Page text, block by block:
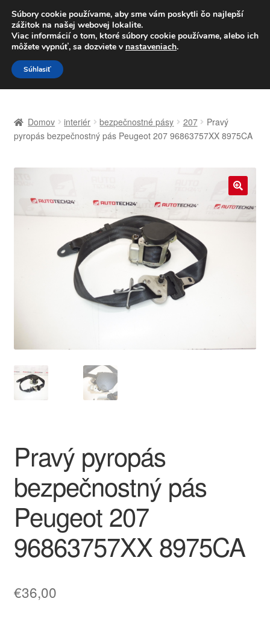
DOPRAVA od 6 EUR
Po–Pi 09:00–16:00 233 221 276
Preskočiť
na
navigáciu
Preskočiť
na
obsah
Celosvetová preprava
Kontakt
Platby
Reklamace
Reklamačný poriadok
Domov interiér bezpečnostné pásy 207
Pravý
pyropás bezpečnostný pás Peugeot 207 96863757XX 8975CA
🔍
Pravý pyropás
bezpečnostný pás
Peugeot 207
96863757XX 8975CA
€36,00
Súbory cookie používame, aby sme vám poskytli čo najlepší
zážitok na našej webovej lokalite.
Viac informácií o tom, ktoré súbory cookie používame, alebo ich
môžete vypnúť, sa dozviete v nastaveniach.
Súhlasiť